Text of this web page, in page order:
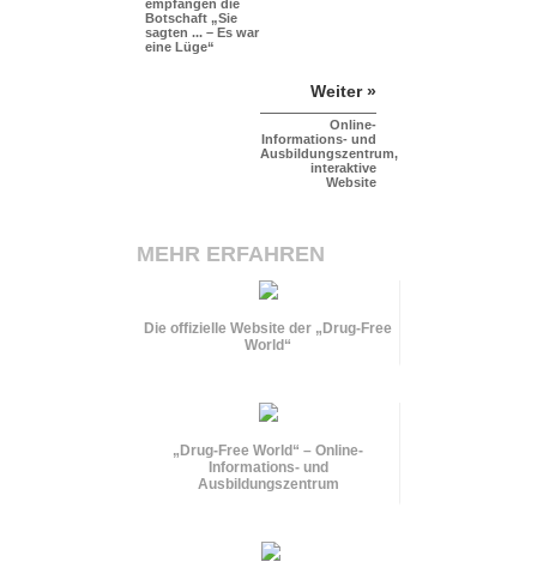
empfangen die
Botschaft „Sie
sagten ... – Es war
eine Lüge“
Weiter »
Online-
Informations- und
Ausbildungszentrum,
interaktive
Website
MEHR ERFAHREN
Die offizielle Website der „Drug-Free
World“
„Drug-Free World“ – Online-
Informations- und
Ausbildungszentrum